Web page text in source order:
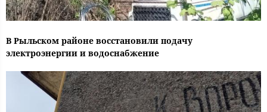
В Рыльском районе восстановили подачу
электроэнергии и водоснабжение